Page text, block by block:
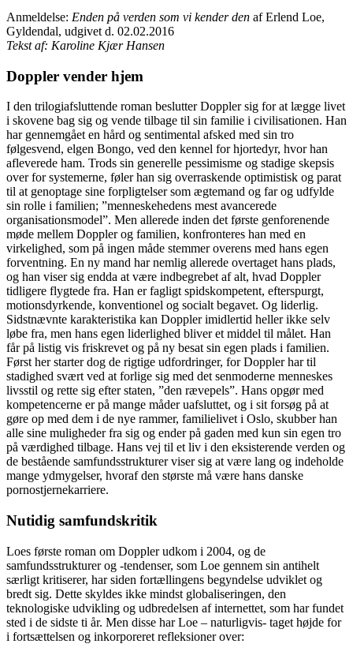
Anmeldelse: Enden på verden som vi kender den af Erlend Loe,
Gyldendal, udgivet d. 02.02.2016
Tekst af: Karoline Kjær Hansen
Doppler vender hjem
I den trilogiafsluttende roman beslutter Doppler sig for at lægge livet
i skovene bag sig og vende tilbage til sin familie i civilisationen. Han
har gennemgået en hård og sentimental afsked med sin tro
følgesvend, elgen Bongo, ved den kennel for hjortedyr, hvor han
afleverede ham. Trods sin generelle pessimisme og stadige skepsis
over for systemerne, føler han sig overraskende optimistisk og parat
til at genoptage sine forpligtelser som ægtemand og far og udfylde
sin rolle i familien; ”menneskehedens mest avancerede
organisationsmodel”. Men allerede inden det første genforenende
møde mellem Doppler og familien, konfronteres han med en
virkelighed, som på ingen måde stemmer overens med hans egen
forventning. En ny mand har nemlig allerede overtaget hans plads,
og han viser sig endda at være indbegrebet af alt, hvad Doppler
tidligere flygtede fra. Han er fagligt spidskompetent, efterspurgt,
motionsdyrkende, konventionel og socialt begavet. Og liderlig.
Sidstnævnte karakteristika kan Doppler imidlertid heller ikke selv
løbe fra, men hans egen liderlighed bliver et middel til målet. Han
får på listig vis friskrevet og på ny besat sin egen plads i familien.
Først her starter dog de rigtige udfordringer, for Doppler har til
stadighed svært ved at forlige sig med det senmoderne menneskes
livsstil og rette sig efter staten, ”den rævepels”. Hans opgør med
kompetencerne er på mange måder uafsluttet, og i sit forsøg på at
gøre op med dem i de nye rammer, familielivet i Oslo, skubber han
alle sine muligheder fra sig og ender på gaden med kun sin egen tro
på værdighed tilbage. Hans vej til et liv i den eksisterende verden og
de bestående samfundsstrukturer viser sig at være lang og indeholde
mange ydmygelser, hvoraf den største må være hans danske
pornostjernekarriere.
Nutidig samfundskritik
Loes første roman om Doppler udkom i 2004, og de
samfundsstrukturer og -tendenser, som Loe gennem sin antihelt
særligt kritiserer, har siden fortællingens begyndelse udviklet og
bredt sig. Dette skyldes ikke mindst globaliseringen, den
teknologiske udvikling og udbredelsen af internettet, som har fundet
sted i de sidste ti år. Men disse har Loe – naturligvis- taget højde for
i fortsættelsen og inkorporeret refleksioner over: